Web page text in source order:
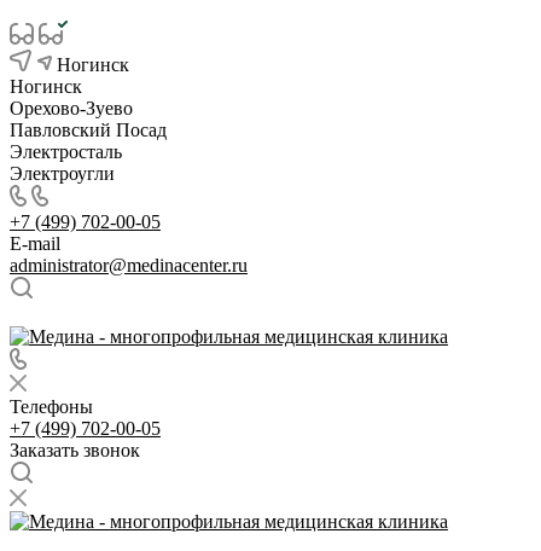
Ногинск
Ногинск
Орехово-Зуево
Павловский Посад
Электросталь
Электроугли
+7 (499) 702-00-05
E-mail
administrator@medinacenter.ru
Телефоны
+7 (499) 702-00-05
Заказать звонок